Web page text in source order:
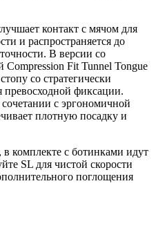
контакт с мячом для
и распространяется до
В версии со
Fit Tunnel Tongue
со стратегически
фиксации.
с эргономичной
плотную посадку и
комплекте с ботинками идут
SL для чистой скорости
поглощения